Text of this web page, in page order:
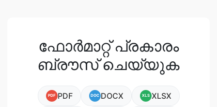
ഫോർമാറ്റ് പ്രകാരം
ബ്രൗസ് ചെയ്യുക
PDF PDF DOC DOCX XLS XLSX